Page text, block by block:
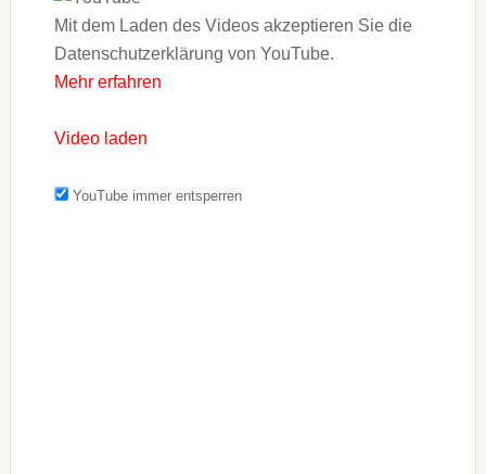
Mit dem Laden des Videos akzeptieren Sie die
Datenschutzerklärung von YouTube.
Mehr erfahren
Video laden
YouTube immer entsperren